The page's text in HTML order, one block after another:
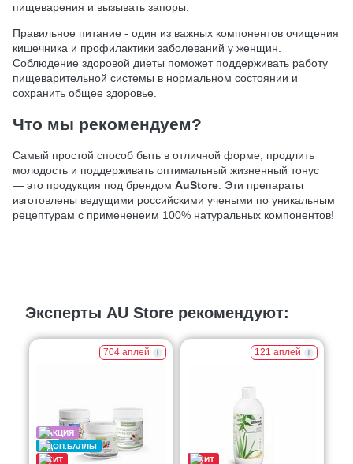
пищеварения и вызывать запоры.
Правильное питание - один из важных компонентов очищения
кишечника и профилактики заболеваний у женщин.
Соблюдение здоровой диеты поможет поддерживать работу
пищеварительной системы в нормальном состоянии и
сохранить общее здоровье.
Что мы рекомендуем?
Самый простой способ быть в отличной форме, продлить
молодость и поддерживать оптимальный жизненный тонус
— это продукция под брендом AuStore . Эти препараты
изготовлены ведущими российскими учеными по уникальным
рецептурам с примененеим 100% натуральных компонентов!
Эксперты AU Store рекомендуют:
704 аплей 121 аплей